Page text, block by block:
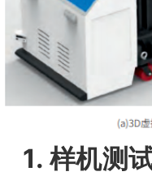
1. 样机测